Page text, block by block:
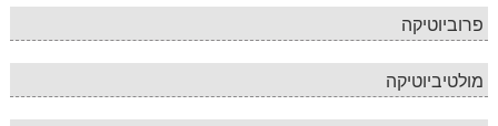
פרוביוטיקה
מולטיביוטיקה